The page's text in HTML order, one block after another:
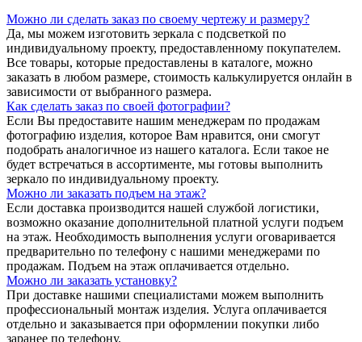
Можно ли сделать заказ по своему чертежу и размеру?
Да, мы можем изготовить зеркала с подсветкой по
индивидуальному проекту, предоставленному покупателем.
Все товары, которые предоставлены в каталоге, можно
заказать в любом размере, стоимость калькулируется онлайн в
зависимости от выбранного размера.
Как сделать заказ по своей фотографии?
Если Вы предоставите нашим менеджерам по продажам
фотографию изделия, которое Вам нравится, они смогут
подобрать аналогичное из нашего каталога. Если такое не
будет встречаться в ассортименте, мы готовы выполнить
зеркало по индивидуальному проекту.
Можно ли заказать подъем на этаж?
Если доставка производится нашей службой логистики,
возможно оказание дополнительной платной услуги подъем
на этаж. Необходимость выполнения услуги оговаривается
предварительно по телефону с нашими менеджерами по
продажам. Подъем на этаж оплачивается отдельно.
Можно ли заказать установку?
При доставке нашими специалистами можем выполнить
профессиональный монтаж изделия. Услуга оплачивается
отдельно и заказывается при оформлении покупки либо
заранее по телефону.